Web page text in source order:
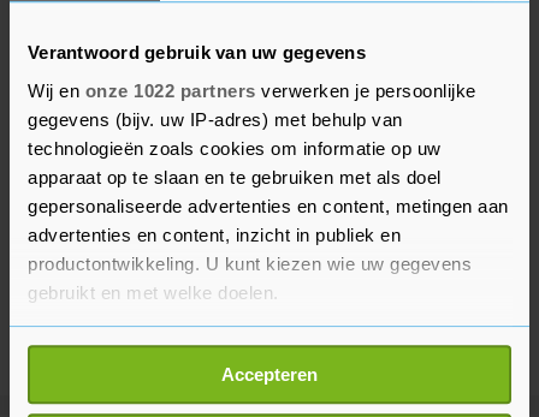
Verantwoord gebruik van uw gegevens
Wij en onze 1022 partners verwerken je persoonlijke
gegevens (bijv. uw IP-adres) met behulp van
technologieën zoals cookies om informatie op uw
apparaat op te slaan en te gebruiken met als doel
gepersonaliseerde advertenties en content, metingen aan
advertenties en content, inzicht in publiek en
productontwikkeling. U kunt kiezen wie uw gegevens
gebruikt en met welke doelen.
Als u het toestaat, willen we ook graag:
Informatie verzamelen over uw geografische
locatie, die tot een paar meter nauwkeurig kan zijn
Accepteren